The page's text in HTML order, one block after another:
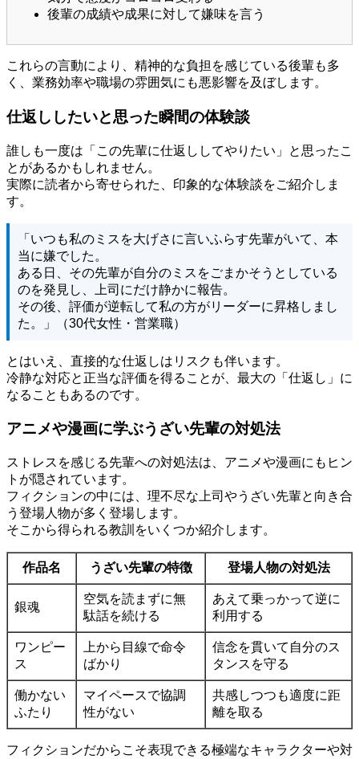
後輩の成績や成果に対して嫌味を言う
これらの言動により、精神的な負担を感じている後輩も多
く、業務効率や職場の雰囲気にも悪影響を及ぼします。
仕返ししたいと思った瞬間の体験談
誰しも一度は「この先輩に仕返ししてやりたい」と思ったこ
とがあるかもしれません。
実際に読者から寄せられた、印象的な体験談をご紹介しま
す。
「いつも私のミスを大げさに言いふらす先輩がいて、本
当に嫌でした。
ある日、その先輩が自分のミスをごまかそうとしている
のを発見し、上司にだけ静かに報告。
その後、評価が逆転して私の方がリーダーに昇格しまし
た。」（30代女性・営業職）
とはいえ、直接的な仕返しはリスクも伴います。
冷静な対応と正当な評価を得ることが、最大の「仕返し」に
なることもあるのです。
アニメや漫画に学ぶうざい先輩の対処法
ストレスを感じる先輩への対処法は、アニメや漫画にもヒン
トが隠されています。
フィクションの中には、理不尽な上司やうざい先輩と向き合
う登場人物が多く登場します。
そこから得られる教訓をいくつか紹介します。
作品名 うざい先輩の特徴 登場人物の対処法
銀魂
空気を読まずに無
駄話を続ける
あえて乗っかって逆に
利用する
ワンピー
ス
上から目線で命令
ばかり
信念を貫いて自分のス
タンスを守る
働かない
ふたり
マイペースで協調
性がない
共感しつつも適度に距
離を取る
フィクションだからこそ表現できる極端なキャラクターや対